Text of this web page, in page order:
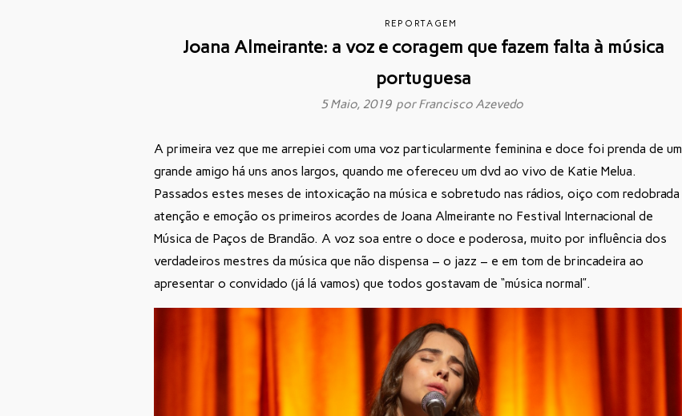
REPORTAGEM
Joana Almeirante: a voz e coragem que fazem falta à música
portuguesa
5 Maio, 2019 porFrancisco Azevedo
A primeira vez que me arrepiei com uma voz particularmente feminina e doce foi prenda de um
grande amigo há uns anos largos, quando me ofereceu um dvd ao vivo de Katie Melua.
Passados estes meses de intoxicação na música e sobretudo nas rádios, oiço com redobrada
atenção e emoção os primeiros acordes de Joana Almeirante no Festival Internacional de
Música de Paços de Brandão. A voz soa entre o doce e poderosa, muito por influência dos
verdadeiros mestres da música que não dispensa – o jazz – e em tom de brincadeira ao
apresentar o convidado (já lá vamos) que todos gostavam de “música normal”.